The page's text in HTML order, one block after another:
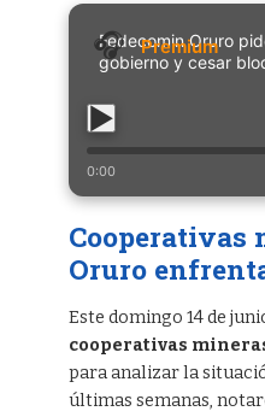
Fedecomin Oruro
gobierno y cesar
0:00
Cooperativas
Oruro
Este domingo 14 de
cooperativas
para analizar la
últimas semanas,